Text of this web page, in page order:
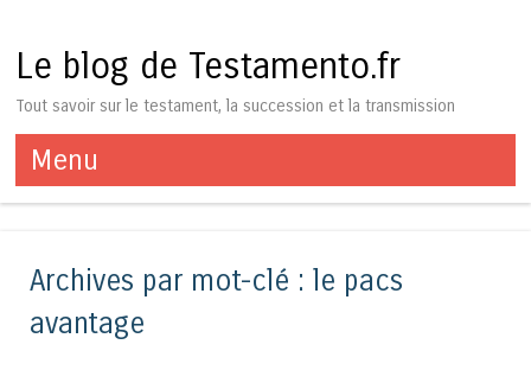
Le blog de Testamento.fr
Tout savoir sur le testament, la succession et la transmission
Menu
Aller au contenu
Archives par mot-clé : le pacs
avantage